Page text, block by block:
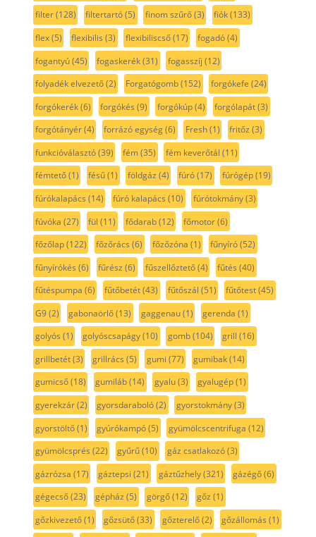
filter(128) filtertartó(5) finom szűrő(3) fiók(133)
flex(5) flexibilis (3) flexibiliscső(17) fogadó(4)
fogantyú(45) fogaskerék(31) fogasszíj (12)
folyadék elvezető(2) Forgatógomb(152) forgókefe (24)
forgókerék(6) forgókés (9) forgókúp(4) forgólapát(3)
forgótányér(4) forrázó egység(6) Fresh(1) fritőz (3)
funkcióválasztó(39) fém(35) fém keverőtál (11)
fémtető(1) fésű(1) földgáz (4) fúró(17) fúrógép(19)
fúrókalapács (14) fúró kalapács (10) fúrótokmány(3)
fúvóka (27) fül (11) fődarab(12) főmotor(6)
főzőlap(122) főzőrács (6) főzőzóna (1) fűnyíró(52)
fűnyírókés (6) fűrész (6) fűszellőztető(4) fűtés (40)
fűtéspumpa (6) fűtőbetét(43) fűtőszál (51) fűtőtest(45)
G9(2) gabonaörlő(13) gaggenau(1) gerenda (1)
golyós (1) golyóscsapágy(10) gomb(104) grill (16)
grillbetét(3) grillrács (5) gumi (77) gumibak(14)
gumicső(18) gumiláb(14) gyalu(3) gyalugép(1)
gyerekzár(2) gyorsdaraboló(2) gyorstokmány(3)
gyorstöltő(1) gyúrókampó(5) gyümölcscentrifuga (12)
gyümölcsprés (22) gyűrű(10) gáz csatlakozó(3)
gázrózsa (17) gáztepsi (21) gáztűzhely(321) gázégő(6)
gégecső(23) gépház (5) görgő(12) gőz (1)
gőzkivezető(1) gőzsütő(33) gőzterelő(2) gőzállomás (1)